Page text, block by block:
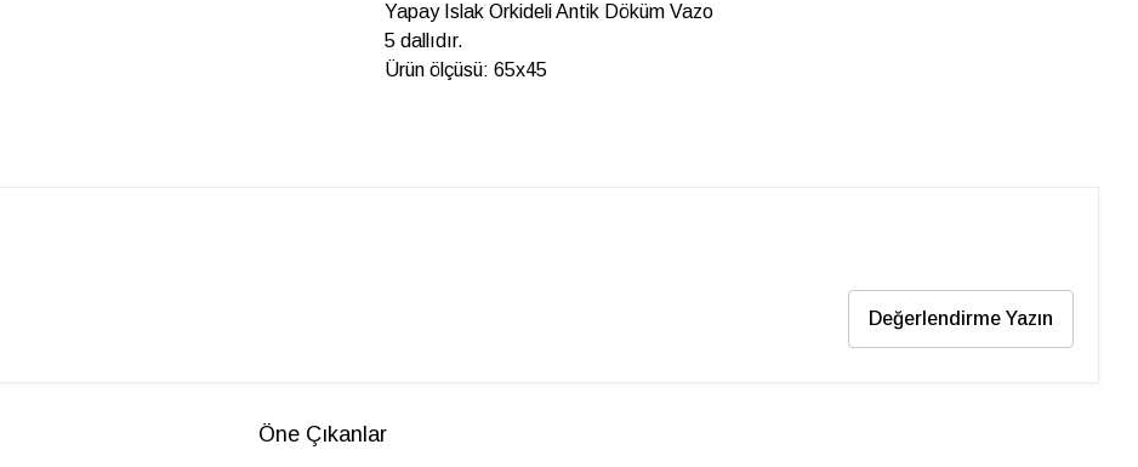
Yapay Islak Orkideli Antik Döküm Vazo
5 dallıdır.
Ürün ölçüsü: 65x45
Değerlendirme Yazın
Öne Çıkanlar